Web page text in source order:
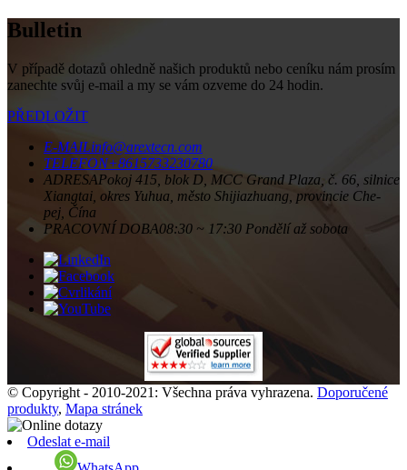
Bulletin
V případě dotazů ohledně našich produktů nebo ceníku nám prosím
zanechte svůj e-mail a my se vám ozveme do 24 hodin.
PŘEDLOŽIT
E-MAILinfo@arextecn.com
TELEFON+8615733230780
ADRESAPokoj 415, blok D, MCC Grand Plaza, č. 66, silnice
Xiangtai, okres Yuhua, město Shijiazhuang, provincie Che-
pej, Čína
PRACOVNÍ DOBA08:30 ~ 17:30 Pondělí až sobota
© Copyright - 2010-2021: Všechna práva vyhrazena. Doporučené
produkty, Mapa stránek
Odeslat e-mail